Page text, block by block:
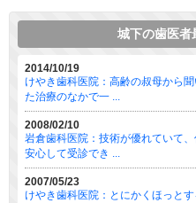
城下の歯医者
2014/10/19
けやき歯科医院：高齢の叔母から
た治療のなかで一 ...
2008/02/10
岩倉歯科医院：技術が優れていて
安心して受診でき ...
2007/05/23
けやき歯科医院：とにかくほっと